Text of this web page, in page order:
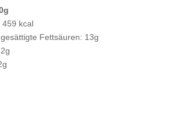
459 kcal
Fettsäuren: 13g